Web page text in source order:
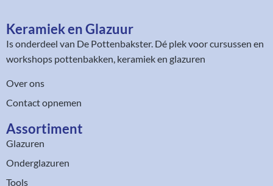
Keramiek en Glazuur​
Is onderdeel van De Pottenbakster. Dé plek voor cursussen en
workshops pottenbakken, keramiek en glazuren
Over ons
Contact opnemen
Assortiment​
Glazuren
Onderglazuren
Tools